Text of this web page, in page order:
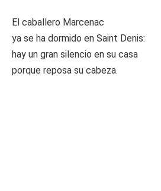
El caballero Marcenac
ya se ha dormido en Saint Denis:
hay un gran silencio en su casa
porque reposa su cabeza.